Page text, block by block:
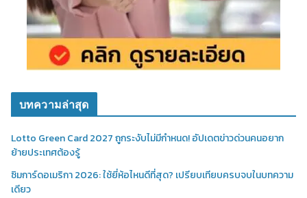
บทความล่าสุด
Lotto Green Card 2027 ถูกระงับไม่มีกำหนด! อัปเดตข่าวด่วนคนอยาก
ย้ายประเทศต้องรู้
ซิมการ์ดอเมริกา 2026: ใช้ยี่ห้อไหนดีที่สุด? เปรียบเทียบครบจบในบทความ
เดียว